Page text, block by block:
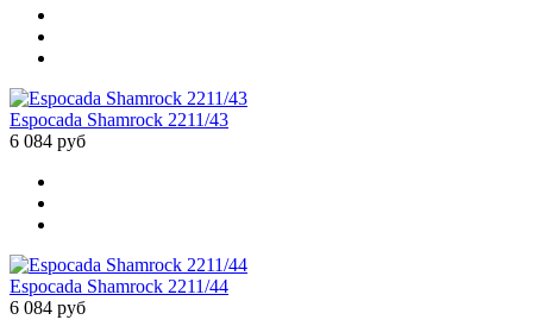
Espocada Shamrock 2211/43
6 084 руб
Espocada Shamrock 2211/44
6 084 руб